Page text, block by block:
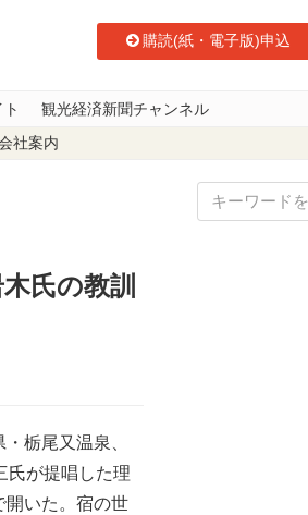
購読(紙・電子版)申込
観光経済新聞チャンネル
社案内
氏の教訓
栃尾又温泉、
氏が提唱した理
開いた。宿の世